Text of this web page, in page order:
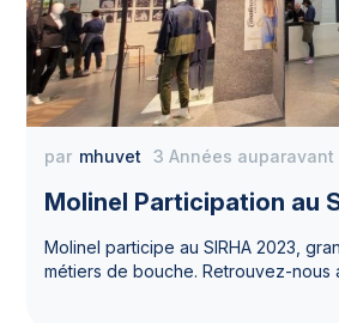
Molinel Participation au
par mhuvet 3 Années auparavant
Molinel participe au SIRHA 2023,
métiers de bouche. Retrouvez-nous